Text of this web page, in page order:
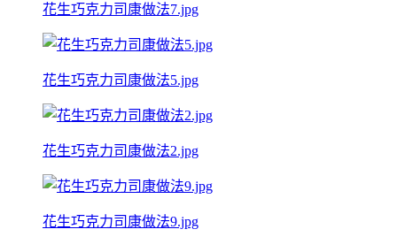
花生巧克力司康做法7.jpg
花生巧克力司康做法5.jpg
花生巧克力司康做法2.jpg
花生巧克力司康做法9.jpg